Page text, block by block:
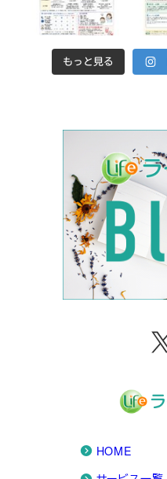
もっと見る
X
HOME